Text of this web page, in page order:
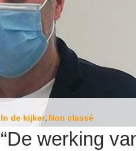
In de kijker, Non classé
“De werking